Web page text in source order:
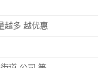
越多 越优惠